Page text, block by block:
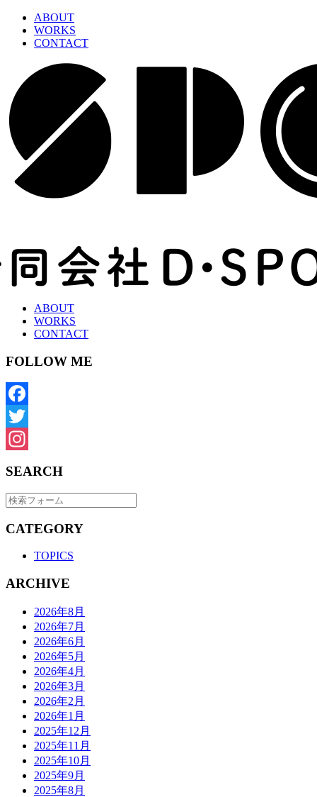
ABOUT
WORKS
CONTACT
ABOUT
WORKS
CONTACT
FOLLOW ME
Facebook
Twitter
SEARCH
CATEGORY
TOPICS
ARCHIVE
2026年8月
2026年7月
2026年6月
2026年5月
2026年4月
2026年3月
2026年2月
2026年1月
2025年12月
2025年11月
2025年10月
2025年9月
2025年8月